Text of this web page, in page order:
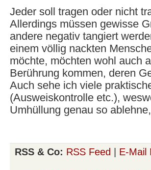
Jeder soll tragen oder nicht
Allerdings müssen gewisse
andere negativ tangiert
einem völlig nackten
möchte, möchten wohl auch
Berührung kommen, deren
Auch sehe ich viele
(Ausweiskontrolle etc.),
Umhüllung genau so
RSS & Co: RSS Feed E-Mail